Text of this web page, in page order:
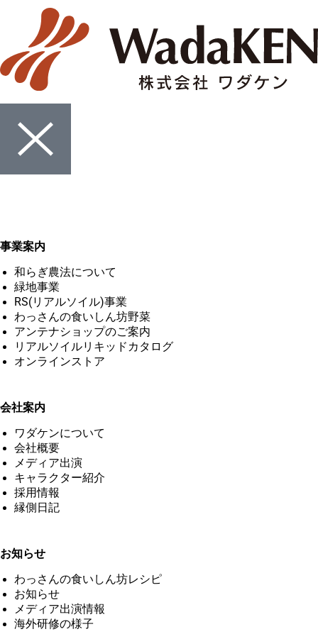
事業案内
和らぎ農法について
緑地事業
RS(リアルソイル)事業
わっさんの食いしん坊野菜
アンテナショップのご案内
リアルソイルリキッドカタログ
オンラインストア
会社案内
ワダケンについて
会社概要
メディア出演
キャラクター紹介
採用情報
縁側日記
お知らせ
わっさんの食いしん坊レシピ
お知らせ
メディア出演情報
海外研修の様子